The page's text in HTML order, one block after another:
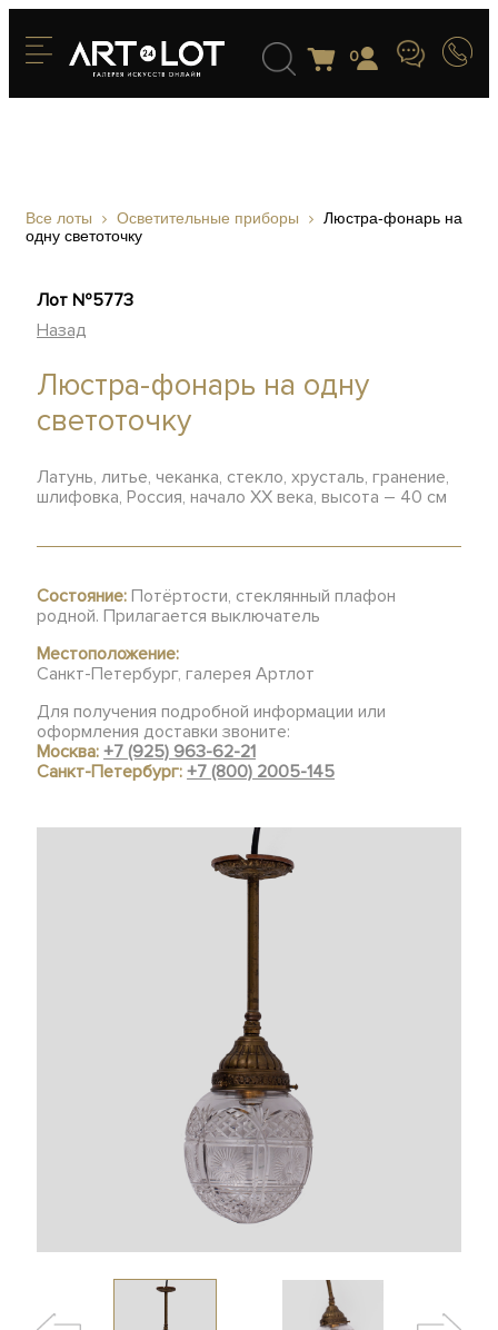
0
Все лоты Осветительные приборы
Люстра-фонарь на
одну светоточку
Лот №5773
Назад
Люстра-фонарь на одну
светоточку
Латунь, литье, чеканка, стекло, хрусталь, гранение,
шлифовка, Россия, начало XX века, высота – 40 см
Состояние: Потёртости, стеклянный плафон
родной. Прилагается выключатель
Местоположение:
Санкт-Петербург, галерея Артлот
Для получения подробной информации или
оформления доставки звоните:
Москва:+7 (925) 963-62-21
Санкт-Петербург:+7 (800) 2005-145